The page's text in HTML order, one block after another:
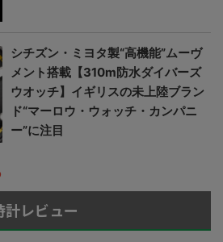
シチズン・ミヨタ製“高機能”ムーヴ
メント搭載【310m防水ダイバーズ
ウオッチ】イギリスの未上陸ブラン
ド“マーロウ・ウォッチ・カンパニ
ー”に注目
レビュー